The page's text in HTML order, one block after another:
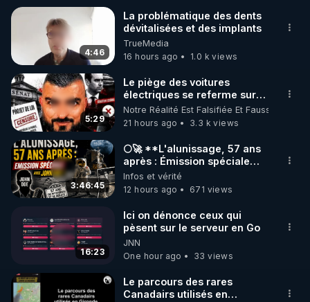
----------
Toutes les Vidéos sont présentes hors censure sur
la plateforme Crowdbunker :
▶ https://crowdbunker.com/v/-Lg7j4uHACY
▶ Telegram : https://t.me/rgnr_fr
▶ Facebook :
https://www.facebook.com/thierry.rgnr/
▶ Instagram  :
https://www.instagram.com/Thierrycasasnovas_rgn
r
▶Twitter :
https://twitter.com/thierrycas
4:46
La problématique des dents
dévitalisées et des implants
TrueMedia
16 hours ago
1.0 k views
5:29
Le piège des voitures
électriques se referme sur
les usagers !
Notre Réalité Est Falsifiée Et Fausse
21 hours ago
3.3 k views
3:46:45
🌕🚀 **L'alunissage, 57 ans
après : Émission spéciale
avec John Doe !** 👨 🚀✨
Infos et vérité
12 hours ago
671 views
16:23
Ici on dénonce ceux qui
pèsent sur le serveur en Go
JNN
One hour ago
33 views
Le parcours des rares
Canadairs utilisés en